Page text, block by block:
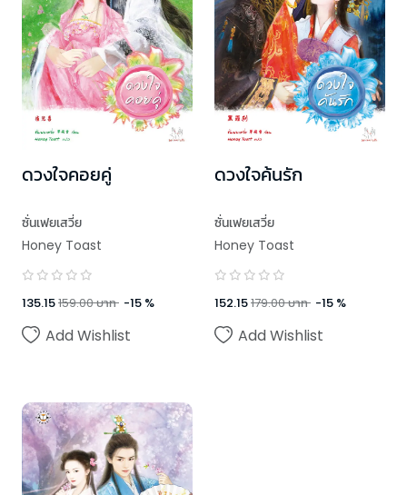
ดวงใจคอยคู่
ซั่นเฟยเสวี่ย
Honey Toast
135.15159.00บาท -15 %
Add Wishlist
ดวงใจค้นรัก
ซั่นเฟยเสวี่ย
Honey Toast
152.15179.00บาท -15 %
Add Wishlist